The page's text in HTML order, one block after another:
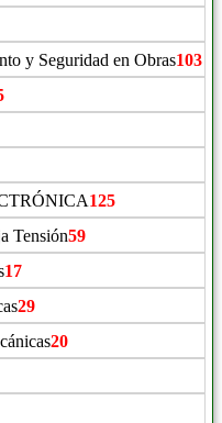
y Seguridad en Obras103
125
Tensión59
17
29
20